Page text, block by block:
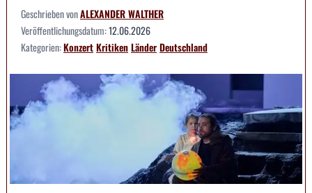
Geschrieben vonALEXANDER WALTHER
Veröffentlichungsdatum:12.06.2026
Kategorien:KonzertKritikenLänderDeutschland